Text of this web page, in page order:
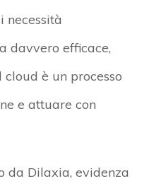
necessità
davvero efficace,
è un processo
e attuare con
da Dilaxia, evidenza